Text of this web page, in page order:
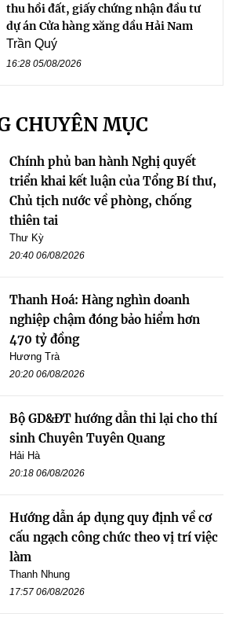
thu hồi đất, giấy chứng nhận đầu tư
dự án Cửa hàng xăng dầu Hải Nam
Trần Quý
16:28 05/08/2026
CHUYÊN MỤC
Chính phủ ban hành Nghị quyết
triển khai kết luận của Tổng Bí thư,
Chủ tịch nước về phòng, chống
thiên tai
Thư Kỳ
20:40 06/08/2026
Thanh Hoá: Hàng nghìn doanh
nghiệp chậm đóng bảo hiểm hơn
470 tỷ đồng
Hương Trà
20:20 06/08/2026
Bộ GD&ĐT hướng dẫn thi lại cho thí
sinh Chuyên Tuyên Quang
Hải Hà
20:18 06/08/2026
Hướng dẫn áp dụng quy định về cơ
cấu ngạch công chức theo vị trí việc
làm
Thanh Nhung
17:57 06/08/2026